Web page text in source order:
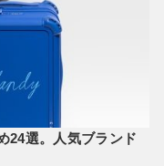
24選。人気ブランド